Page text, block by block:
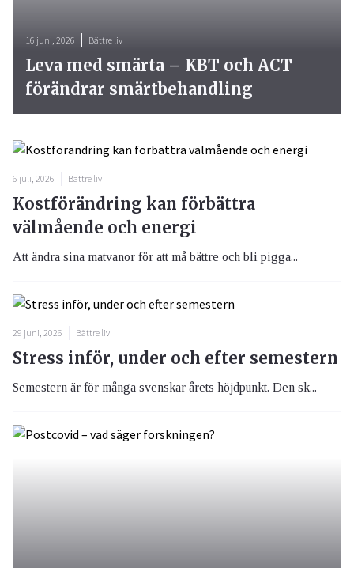
6 juli, 2026 Bättre liv
Kostförändring kan förbättra
välmående och energi
Att ändra sina matvanor för att må bättre och bli pigga...
29 juni, 2026 Bättre liv
Stress inför, under och efter semestern
Semestern är för många svenskar årets höjdpunkt. Den sk...
16 juni, 2026 Bättre liv
Leva med smärta – KBT och ACT
förändrar smärtbehandling